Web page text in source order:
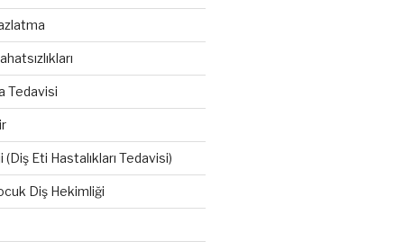
Tedavisi
Eti Hastalıkları Tedavisi)
Diş Hekimliği